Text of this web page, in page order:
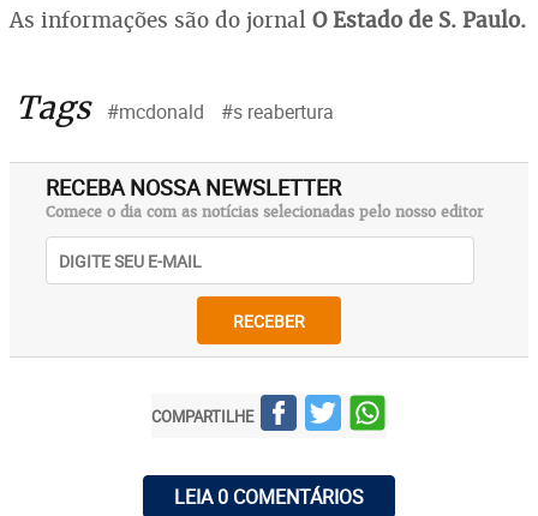
As informações são do jornal O Estado de S. Paulo.
Tags #mcdonald #s reabertura
RECEBA NOSSA NEWSLETTER
Comece o dia com as notícias selecionadas pelo nosso editor
RECEBER
COMPARTILHE
LEIA 0 COMENTÁRIOS